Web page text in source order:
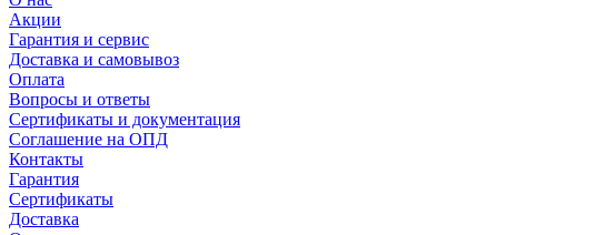
Акции
Гарантия и сервис
Доставка и самовывоз
Оплата
Вопросы и ответы
Сертификаты и документация
Соглашение на ОПД
Контакты
Гарантия
Сертификаты
Доставка